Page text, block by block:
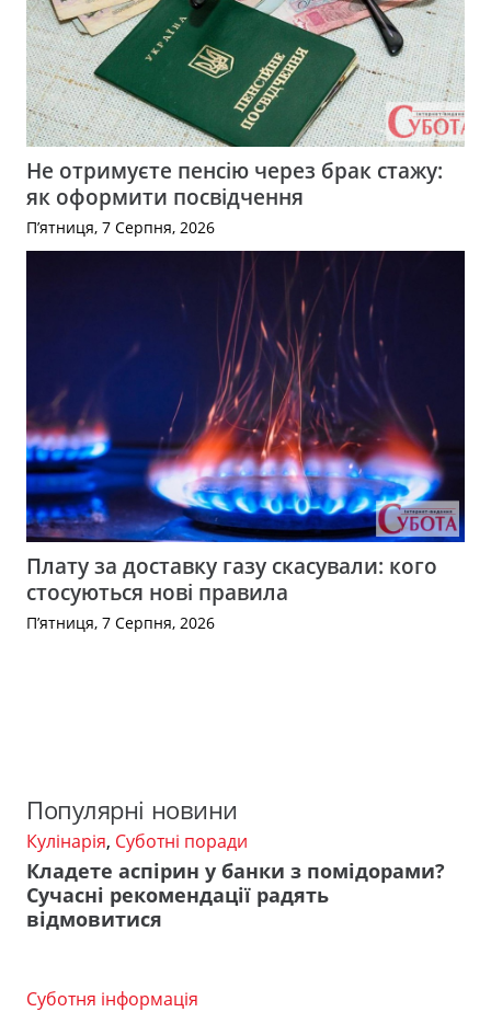
Не отримуєте пенсію через брак стажу:
як оформити посвідчення
П’ятниця, 7 Серпня, 2026
Плату за доставку газу скасували: кого
стосуються нові правила
П’ятниця, 7 Серпня, 2026
Популярні новини
Кулінарія, Суботні поради
Кладете аспірин у банки з помідорами?
Сучасні рекомендації радять
відмовитися
Суботня інформація